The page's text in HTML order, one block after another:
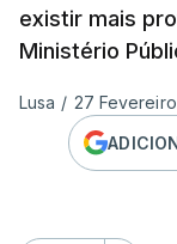
existir mais
Ministério
Lusa / 27